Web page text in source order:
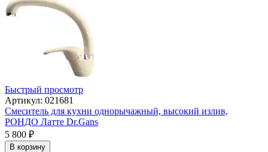
Быстрый просмотр
Артикул: 021681
Смеситель для кухни однорычажный, высокий излив,
РОНДО Латте Dr.Gans
5 800 ₽
В корзину